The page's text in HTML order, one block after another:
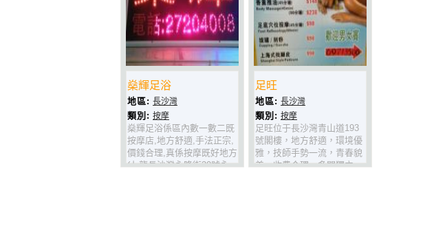
燊輝足浴
地區: 長沙灣
類別: 按摩
燊輝足浴係區內數一數二既
按摩店,地方舒適,手法正宗,
價錢合理,真係按摩既好地方
(九龍長沙灣永隆街20號永
足旺
地區: 長沙灣
類別: 按摩
足旺位于長沙灣青山道193
號閣樓，地方舒適，環境優
雅，技師手勢一流，青春貌
美，收費合理，多間獨立